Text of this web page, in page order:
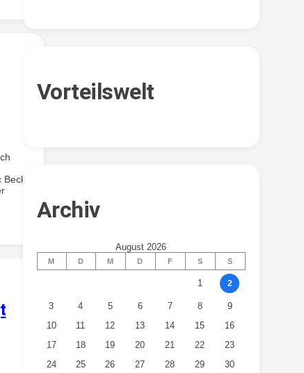
Vorteilswelt
Archiv
August 2026
M D M D F S S
1 2
3 4 5 6 7 8
9
10
11 12 13 14 15
16
17
18 19 20 21 22
23
24
25 26 27 28 29
30